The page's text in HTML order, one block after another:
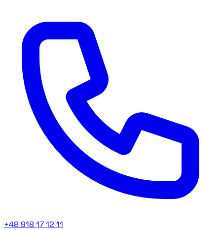
+48 918 17 12 11